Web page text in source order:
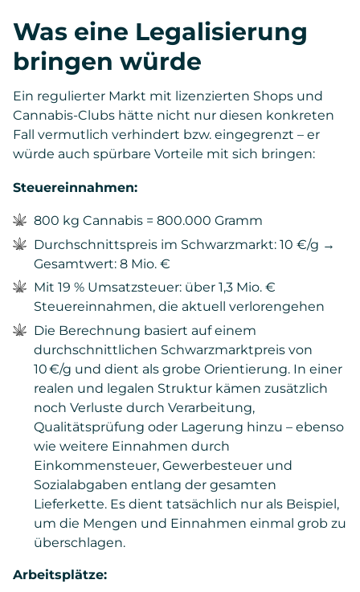
Was eine Legalisierung
bringen würde
Ein regulierter Markt mit lizenzierten Shops und
Cannabis-Clubs hätte nicht nur diesen konkreten
Fall vermutlich verhindert bzw. eingegrenzt – er
würde auch spürbare Vorteile mit sich bringen:
Steuereinnahmen:
800 kg Cannabis = 800.000 Gramm
Durchschnittspreis im Schwarzmarkt: 10 €/g →
Gesamtwert: 8 Mio. €
Mit 19 % Umsatzsteuer: über 1,3 Mio. €
Steuereinnahmen, die aktuell verlorengehen
Die Berechnung basiert auf einem
durchschnittlichen Schwarzmarktpreis von
10 €/g und dient als grobe Orientierung. In einer
realen und legalen Struktur kämen zusätzlich
noch Verluste durch Verarbeitung,
Qualitätsprüfung oder Lagerung hinzu – ebenso
wie weitere Einnahmen durch
Einkommensteuer, Gewerbesteuer und
Sozialabgaben entlang der gesamten
Lieferkette. Es dient tatsächlich nur als Beispiel,
um die Mengen und Einnahmen einmal grob zu
überschlagen.
Arbeitsplätze: